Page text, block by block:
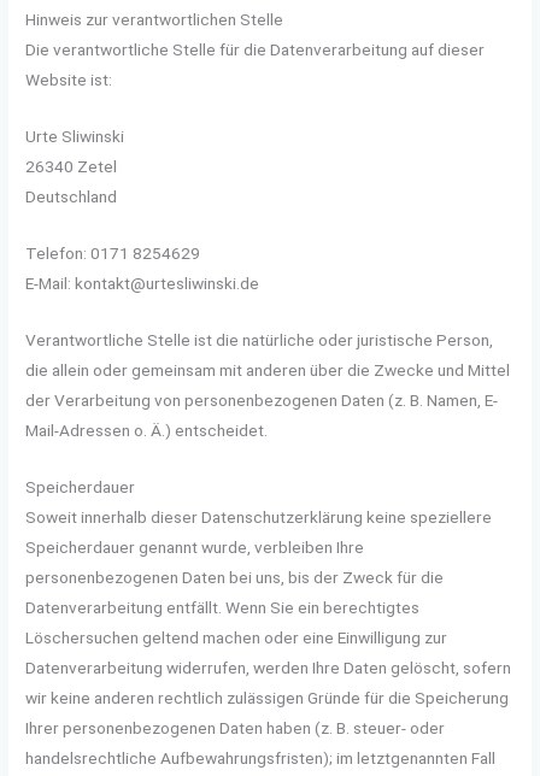
Hinweis zur verantwortlichen Stelle
Die verantwortliche Stelle für die Datenverarbeitung auf dieser
Website ist:
Urte Sliwinski
26340 Zetel
Deutschland
Telefon: 0171 8254629
E-Mail: kontakt@urtesliwinski.de
Verantwortliche Stelle ist die natürliche oder juristische Person,
die allein oder gemeinsam mit anderen über die Zwecke und Mittel
der Verarbeitung von personenbezogenen Daten (z. B. Namen, E-
Mail-Adressen o. Ä.) entscheidet.
Speicherdauer
Soweit innerhalb dieser Datenschutzerklärung keine speziellere
Speicherdauer genannt wurde, verbleiben Ihre
personenbezogenen Daten bei uns, bis der Zweck für die
Datenverarbeitung entfällt. Wenn Sie ein berechtigtes
Löschersuchen geltend machen oder eine Einwilligung zur
Datenverarbeitung widerrufen, werden Ihre Daten gelöscht, sofern
wir keine anderen rechtlich zulässigen Gründe für die Speicherung
Ihrer personenbezogenen Daten haben (z. B. steuer- oder
handelsrechtliche Aufbewahrungsfristen); im letztgenannten Fall